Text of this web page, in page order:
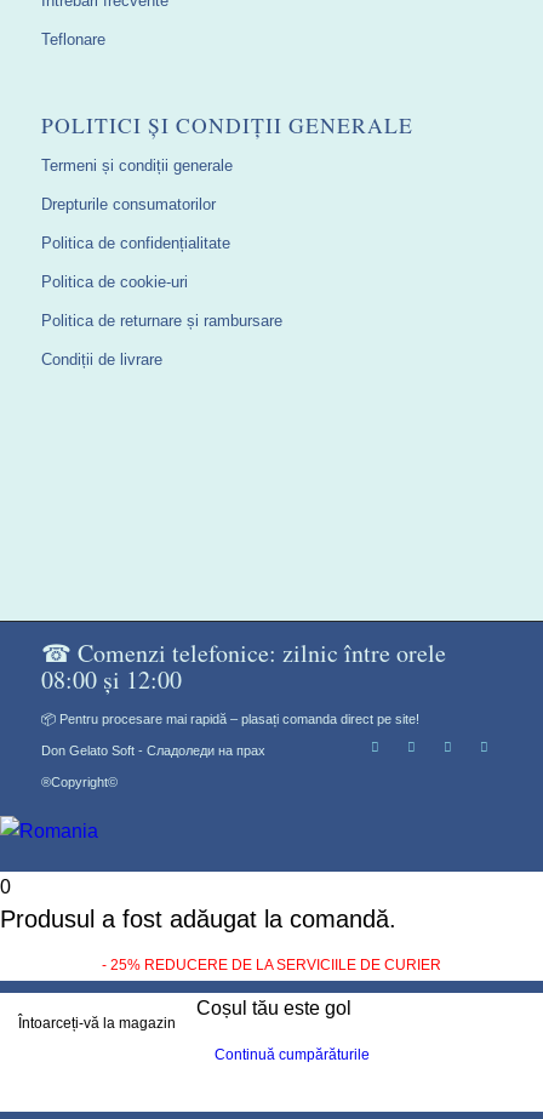
Teflonare
POLITICI ȘI CONDIȚII GENERALE
Termeni și condiții generale
Drepturile consumatorilor
Politica de confidențialitate
Politica de cookie-uri
Politica de returnare și rambursare
Condiții de livrare
☎ Comenzi telefonice: zilnic între orele
08:00 și 12:00
📦 Pentru procesare mai rapidă – plasați comanda direct pe site!
Don Gelato Soft - Сладоледи на прах
®Copyright©
0
Produsul a fost adăugat la comandă.
- 25% REDUCERE DE LA SERVICIILE DE CURIER
Coșul tău este gol
Întoarceți-vă la magazin
Continuă cumpărăturile